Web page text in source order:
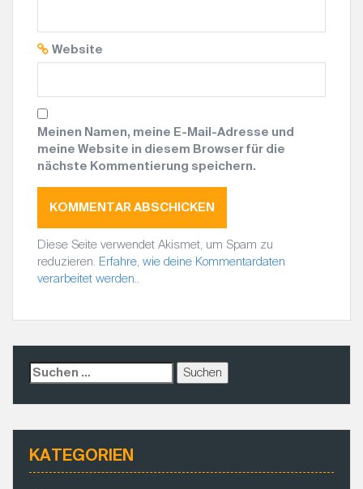
Website
Meinen Namen, meine E-Mail-Adresse und
meine Website in diesem Browser für die
nächste Kommentierung speichern.
Diese Seite verwendet Akismet, um Spam zu
reduzieren. Erfahre, wie deine Kommentardaten
verarbeitet werden..
S
u
c
n
a
KATEGORIEN